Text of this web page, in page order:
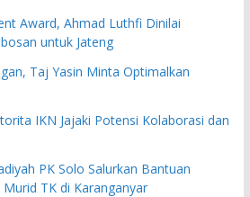
Award, Ahmad Luthfi Dinilai
untuk Jateng
Taj Yasin Minta Optimalkan
IKN Jajaki Potensi Kolaborasi dan
PK Solo Salurkan Bantuan
TK di Karanganyar